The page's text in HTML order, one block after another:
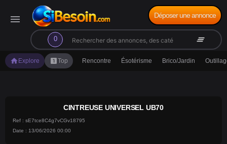
menu
0
search clear_all
Déposer une annonce
home Explore looks_oneTop Rencontre Ésotérisme Brico/Jardin
CINTREUSE UNIVERSEL UB70
Ref : sE7tce8C4g7vCGv18795
Date : 13/06/2026 00:00